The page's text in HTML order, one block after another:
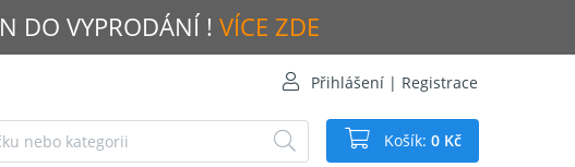
DO VYPRODÁNÍ ! VÍCE ZDE
Přihlášení | Registrace
Košík: 0 Kč